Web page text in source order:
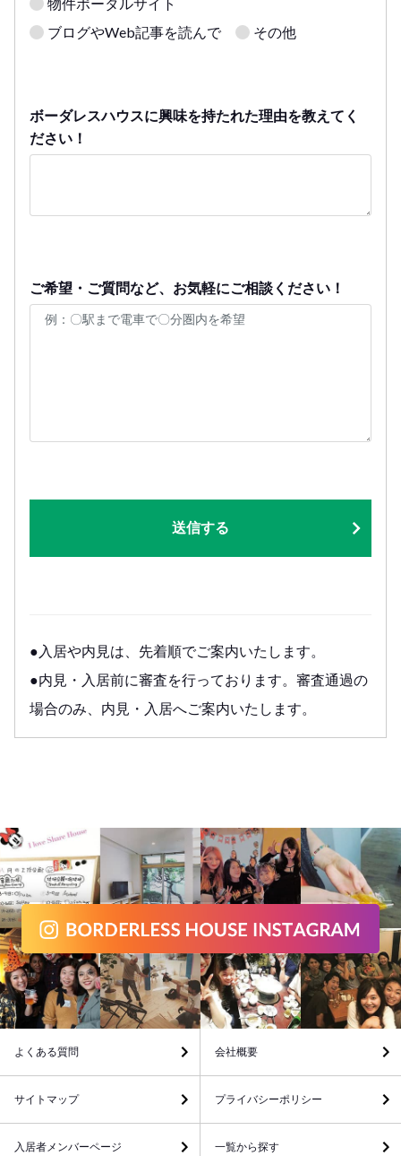
ブログやWeb記事を読んで
その他
ボーダレスハウスに興味を持たれた理由を教えてく
ださい！
ご希望・ご質問など、お気軽にご相談ください！
送信する
●入居や内見は、先着順でご案内いたします。
●内見・入居前に審査を行っております。審査通過の
場合のみ、内見・入居へご案内いたします。
よくある質問 会社概要
サイトマップ プライバシーポリシー
入居者メンバーページ 一覧から探す